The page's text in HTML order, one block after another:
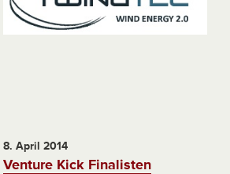
8. April 2014
Venture Kick Finalisten